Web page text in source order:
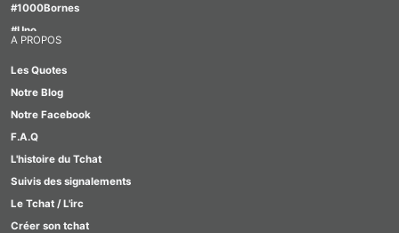
#1000Bornes
#Uno
#TabOo
#Lesbienne
#Quizz
#GirlBox
#Scrabble
#Furry
A PROPOS
Les Quotes
Notre Blog
Notre Facebook
F.A.Q
L'histoire du Tchat
Suivis des signalements
Le Tchat / L'irc
Créer son tchat